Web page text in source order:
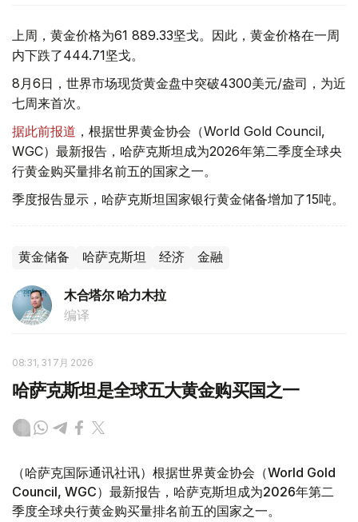
上周，黄金价格为61 889.33坚戈。因此，黄金价格在一周
内下跌了444.71坚戈。
8月6日，世界市场现货黄金盘中突破4300美元/盎司，为近
七周来首次。
据此前报道 ，根据世界黄金协会（World Gold Council,
WGC）最新报告，哈萨克斯坦成为2026年第二季度全球央
行黄金购买量排名前五的国家之一。
季度报告显示，哈萨克斯坦国家银行黄金储备增加了15吨。
黄金储备 哈萨克斯坦 经济 金融
木合塔尔 哈力木拉
编译
08:31, 31 7月 2026
哈萨克斯坦是全球五大黄金购买国之一
（哈萨克国际通讯社讯）根据世界黄金协会（World Gold
Council, WGC）最新报告，哈萨克斯坦成为2026年第二
季度全球央行黄金购买量排名前五的国家之一。